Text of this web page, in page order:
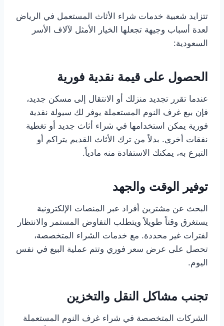
تتزايد شعبية خدمات شراء الأثاث المستعمل في الرياض
لعدة أسباب وجيهة تجعلها الخيار الأمثل لآلاف الأسر
السعودية:
الحصول على قيمة نقدية فورية
عندما تقرر تجديد منزلك أو الانتقال إلى مسكن جديد،
فإن بيع غرف النوم المستعملة يوفر لك سيولة نقدية
فورية يمكن استخدامها في شراء أثاث جديد أو تغطية
نفقات أخرى. بدلاً من ترك الأثاث القديم يتراكم أو
التبرع به، يمكنك الاستفادة منه مادياً.
توفير الوقت والجهد
البحث عن مشترين أفراد عبر المنصات الإلكترونية
يستغرق وقتاً طويلاً ويتطلب التفاوض المستمر والانتظار
لفترات غير محددة. مع خدمات الشراء المتخصصة،
تحصل على عرض سعر فوري وتتم عملية البيع في نفس
اليوم.
تجنب مشاكل النقل والتخزين
الشركات المتخصصة في شراء غرف النوم المستعملة